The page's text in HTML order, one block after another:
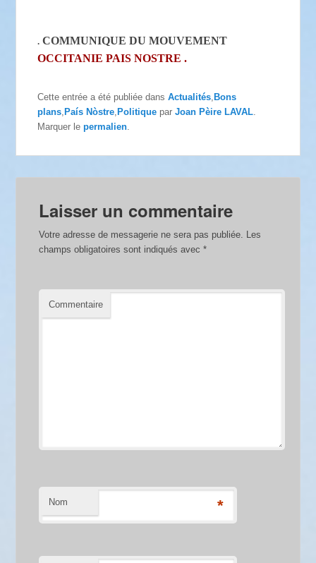
. COMMUNIQUE DU MOUVEMENT
OCCITANIE PAIS NOSTRE .
Cette entrée a été publiée dansActualités ,Bons
plans ,País Nòstre ,Politique parJoan Pèire LAVAL
Marquer lepermalien
Laisser un commentaire
Votre adresse de messagerie ne sera pas publiée. Les
champs obligatoires sont indiqués avec*
Commentaire
Nom *